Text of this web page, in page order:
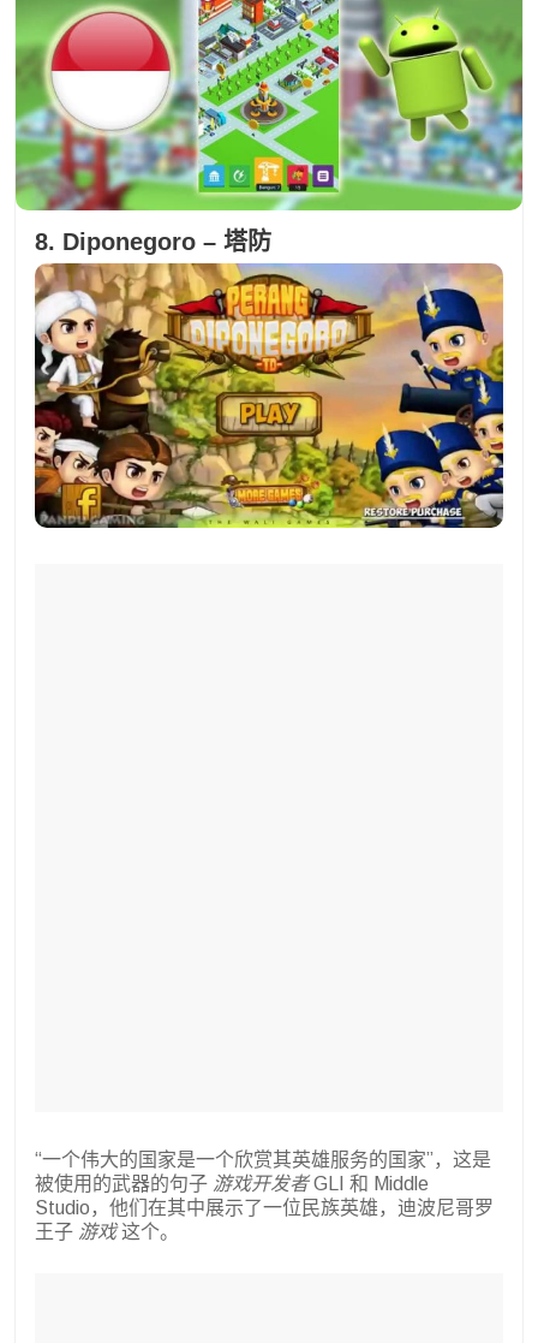
8. Diponegoro – 塔防
“一个伟大的国家是一个欣赏其英雄服务的国家”，这是
被使用的武器的句子 游戏开发者GLI 和 Middle
Studio，他们在其中展示了一位民族英雄，迪波尼哥罗
王子 游戏这个。